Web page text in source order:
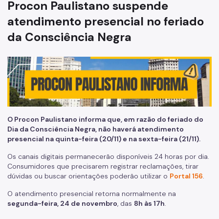
FAQ - Perguntas Frequentes
Portal Defesa do Consumidor
Legislações
Procon Paulistano suspende
atendimento presencial no feriado
da Consciência Negra
O Procon Paulistano informa que, em razão do feriado do
Dia da Consciência Negra, não haverá atendimento
presencial na quinta-feira (20/11) e na sexta-feira (21/11).
Os canais digitais permanecerão disponíveis 24 horas por dia.
Consumidores que precisarem registrar reclamações, tirar
dúvidas ou buscar orientações poderão utilizar o Portal 156.
O atendimento presencial retorna normalmente na
segunda-feira, 24 de novembro, das 8h às 17h.